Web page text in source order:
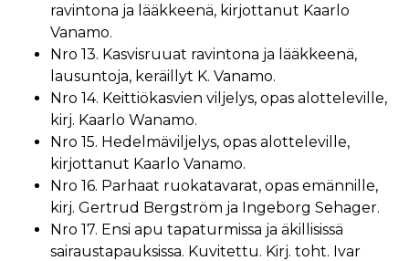
ravintona ja lääkkeenä, kirjottanut Kaarlo
Vanamo.
Nro 13. Kasvisruuat ravintona ja lääkkeenä,
lausuntoja, keräillyt K. Vanamo.
Nro 14. Keittiökasvien viljelys, opas alotteleville,
kirj. Kaarlo Wanamo.
Nro 15. Hedelmäviljelys, opas alotteleville,
kirjottanut Kaarlo Vanamo.
Nro 16. Parhaat ruokatavarat, opas emännille,
kirj. Gertrud Bergström ja Ingeborg Sehager.
Nro 17. Ensi apu tapaturmissa ja äkillisissä
sairaustapauksissa. Kuvitettu. Kirj. toht. Ivar